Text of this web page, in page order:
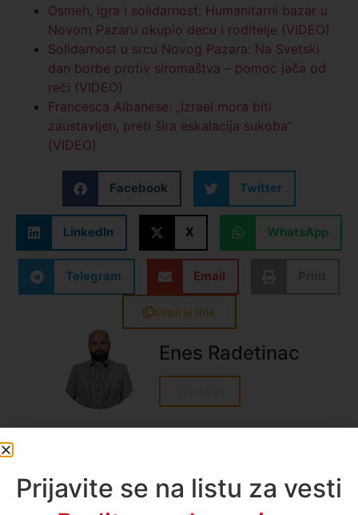
Osmeh, igra i solidarnost: Humanitarni bazar u
Novom Pazaru okupio decu i roditelje (VIDEO)
Solidarnost u srcu Novog Pazara: Na Svetski
dan borbe protiv siromaštva – pomoć jača od
reči (VIDEO)
Francesca Albanese: „Izrael mora biti
zaustavljen, preti šira eskalacija sukoba“
(VIDEO)
Facebook Twitter
LinkedIn X WhatsApp
Telegram Email
Kopiraj link
Enes Radetinac
Sve vesti
Prijavite se na listu za vesti